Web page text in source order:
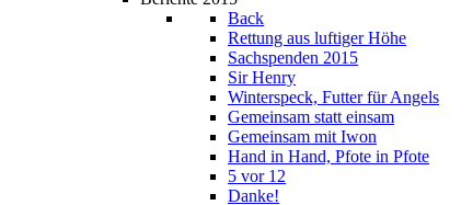
Back
Rettung aus luftiger Höhe
Sachspenden 2015
Sir Henry
Winterspeck, Futter für Angels
Gemeinsam statt einsam
Gemeinsam mit Iwon
Hand in Hand, Pfote in Pfote
5 vor 12
Danke!